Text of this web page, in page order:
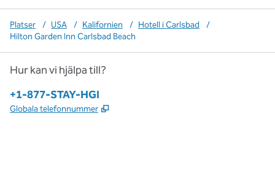
Platser / USA / Kalifornien / Hotell i Carlsbad
/
Hilton Garden Inn Carlsbad Beach
Hur kan vi hjälpa till?
Telefon:
+1-877-STAY-HGI
Globala telefonnummer ,